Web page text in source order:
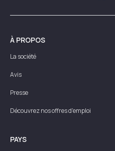
À PROPOS
La société
Avis
Presse
Découvrez nos offres d'emploi
PAYS